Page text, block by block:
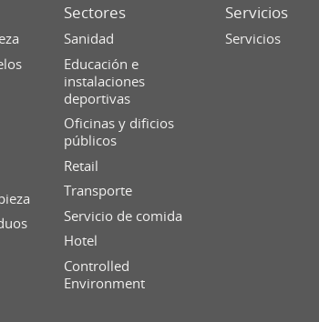
Sectores
Sanidad
Educación e
instalaciones
deportivas
Oficinas y dificios
públicos
Retail
Transporte
Servicio de comida
Hotel
Controlled
Environment
Servicios
Servicios